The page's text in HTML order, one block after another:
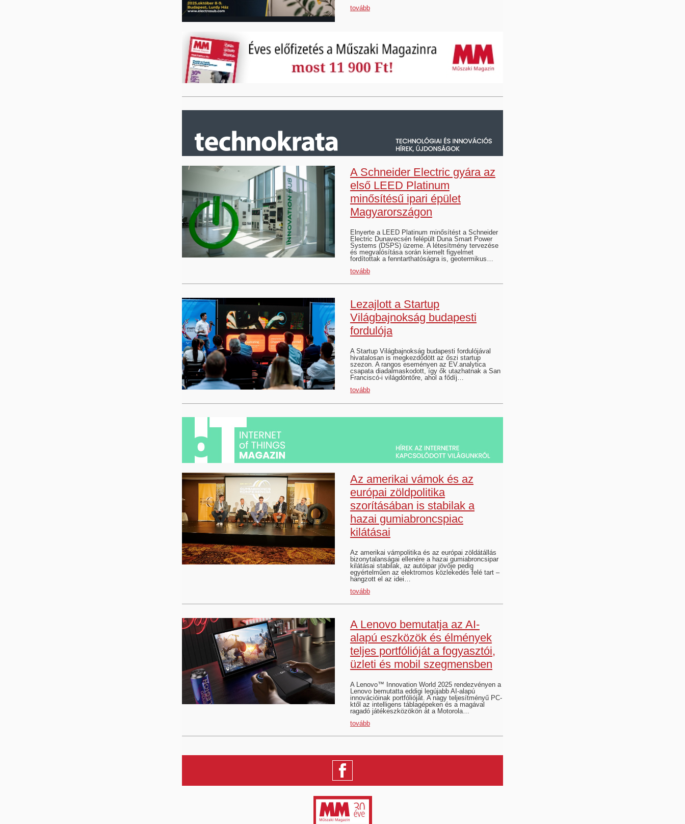
tovább
A Schneider Electric gyára az
első LEED Platinum
minősítésű ipari épület
Magyarországon
Elnyerte a LEED Platinum minősítést a Schneider
Electric Dunavecsén felépült Duna Smart Power
Systems (DSPS) üzeme. A létesítmény tervezése
és megvalósítása során kiemelt figyelmet
fordítottak a fenntarthatóságra is, geotermikus…
tovább
Lezajlott a Startup
Világbajnokság budapesti
fordulója
A Startup Világbajnokság budapesti fordulójával
hivatalosan is megkezdődött az őszi startup
szezon. A rangos eseményen az EV.analytica
csapata diadalmaskodott, így ők utazhatnak a San
Franciscó-i világdöntőre, ahol a fődíj…
tovább
Az amerikai vámok és az
európai zöldpolitika
szorításában is stabilak a
hazai gumiabroncspiac
kilátásai
Az amerikai vámpolitika és az európai zöldátállás
bizonytalanságai ellenére a hazai gumiabroncsipar
kilátásai stabilak, az autóipar jövője pedig
egyértelműen az elektromos közlekedés felé tart –
hangzott el az idei…
tovább
A Lenovo bemutatja az AI-
alapú eszközök és élmények
teljes portfólióját a fogyasztói,
üzleti és mobil szegmensben
A Lenovo™ Innovation World 2025 rendezvényen a
Lenovo bemutatta eddigi legújabb AI-alapú
innovációinak portfólióját. A nagy teljesítményű PC-
ktől az intelligens táblagépeken és a magával
ragadó játékeszközökön át a Motorola…
tovább